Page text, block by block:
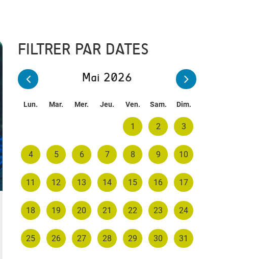
FILTRER PAR DATES
Mai 2026
Lun. Mar. Mer. Jeu. Ven. Sam. Dim.
1 2 3
4 5 6 7 8 9 10
11 12 13 14 15 16 17
18 19 20 21 22 23 24
25 26 27 28 29 30 31